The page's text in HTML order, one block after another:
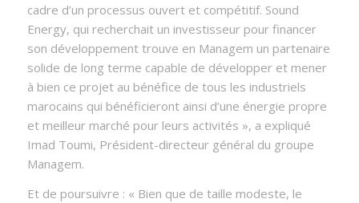
cadre d’un processus ouvert et compétitif. Sound
Energy, qui recherchait un investisseur pour financer
son développement trouve en Managem un partenaire
solide de long terme capable de développer et mener
à bien ce projet au bénéfice de tous les industriels
marocains qui bénéficieront ainsi d’une énergie propre
et meilleur marché pour leurs activités », a expliqué
Imad Toumi, Président-directeur général du groupe
Managem.
Et de poursuivre : « Bien que de taille modeste, le